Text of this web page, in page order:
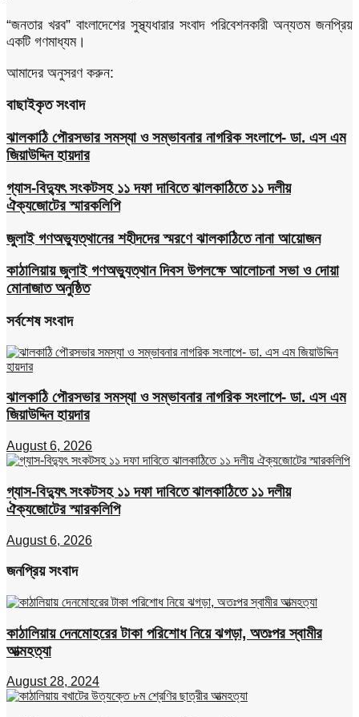
“জনতার খরব” বাংলাদেশের সুস্থ্যধারার সংবাদ পরিবেশনকারী অন্যতম জনপ্রিয়
একটি গণমাধ্যম।
আমাদের অনুসরণ করুন:
বাছাইকৃত সংবাদ
ঝালকাঠি পৌরসভার সমস্যা ও সম্ভাবনার নাগরিক সংলাপে- ডা. এস এম
জিয়াউদ্দিন হায়দার
গ্যাস-বিদ্যুৎ সংকটসহ ১১ দফা দাবিতে ঝালকাঠিতে ১১ দলীয়
ঐক্যজোটের স্মারকলিপি
জুলাই গণঅভ্যুত্থানের শহীদদের স্মরণে ঝালকাঠিতে নানা আয়োজন
কাঠালিয়ায় জুলাই গণঅভ্যুত্থান দিবস উপলক্ষে আলোচনা সভা ও দোয়া
মোনাজাত অনুষ্ঠিত
সর্বশেষ সংবাদ
ঝালকাঠি পৌরসভার সমস্যা ও সম্ভাবনার নাগরিক সংলাপে- ডা. এস এম
জিয়াউদ্দিন হায়দার
August 6, 2026
গ্যাস-বিদ্যুৎ সংকটসহ ১১ দফা দাবিতে ঝালকাঠিতে ১১ দলীয়
ঐক্যজোটের স্মারকলিপি
August 6, 2026
জনপ্রিয় সংবাদ
কাঠালিয়ায় দেনমোহরের টাকা পরিশোধ নিয়ে ঝগড়া, অতঃপর স্বামীর
আত্মহত্যা
August 28, 2024